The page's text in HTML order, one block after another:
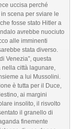
uccisa perché
scena per sviare le
fosse stato Hitler a
avrebbe nuociuto
alle imminenti
stata diverso.
Venezia”, questa
nella città lagunare,
a lui Mussolini.
è tutta per il Duce,
ai margini
insolito, il risvolto
il granello di
finemente